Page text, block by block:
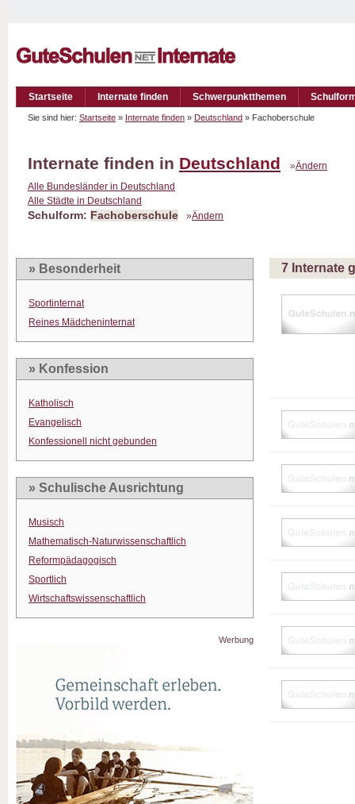
Startseite Internate finden Schwerpunktthemen
Sie sind hier: Startseite » Internate finden » Deutschland » Fachoberschule
Internate finden in Deutschland »Ändern
Alle Bundesländer in Deutschland
Alle Städte in Deutschland
Schulform: Fachoberschule »Ändern
» Besonderheit
Sportinternat
Reines Mädcheninternat
» Konfession
Katholisch
Evangelisch
Konfessionell nicht gebunden
» Schulische Ausrichtung
Musisch
Mathematisch-Naturwissenschaftlich
Reformpädagogisch
Sportlich
Wirtschaftswissenschaftlich
Werbung
7 Internate